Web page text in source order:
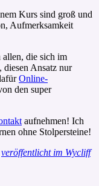
Kurs sind groß und
Aufmerksamkeit
allen, die sich im
Ansatz nur
Online-
den super
aufnehmen! Ich
ohne Stolpersteine!
veröffentlicht im Wycliff